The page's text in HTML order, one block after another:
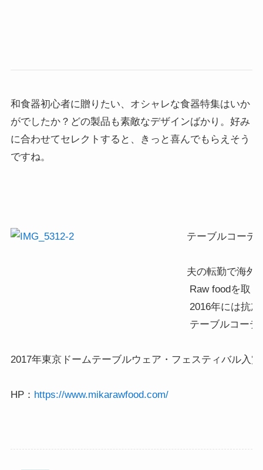
和食器初心者に贈りたい、オシャレな食器特集はいか
がでしたか？どの製品も素敵なデザインばかり。好み
に合わせてセレクトすると、きっと喜んでもらえそう
ですね。
テーブルコーデ
夫の転勤で海外
Raw foodを取
2016年には抗
テーブルコー
2017年東京ドームテーブルウェア・フェスティバル入賞
HP： https://www.mikarawfood.com/